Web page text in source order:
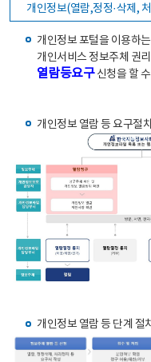
개인정보(열람,정정·삭제,
개인정보 포털을 이용하
개인서비스 정보주체 권
열람등요구신청을 할
개인정보 열람 등 요구절
개인정보 열람 등 단계 절